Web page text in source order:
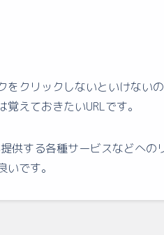
をクリックしないといけない
えておきたいURLです。
供する各種サービスなどへ
です。